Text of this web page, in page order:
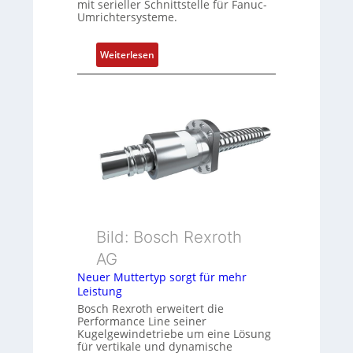
t
P
i
n
s
m
u
u
d
Z
mit serieller Schnittstelle für Fanuc-
Umrichtersysteme.
Weiterlesen
D
g
e
b
o
i
i
e
Bild: Bosch Rexroth
AG
Neuer Muttertyp sorgt für mehr
Leistung
Bosch Rexroth erweitert die
Performance Line seiner
Kugelgewindetriebe um eine Lösung
für vertikale und dynamische